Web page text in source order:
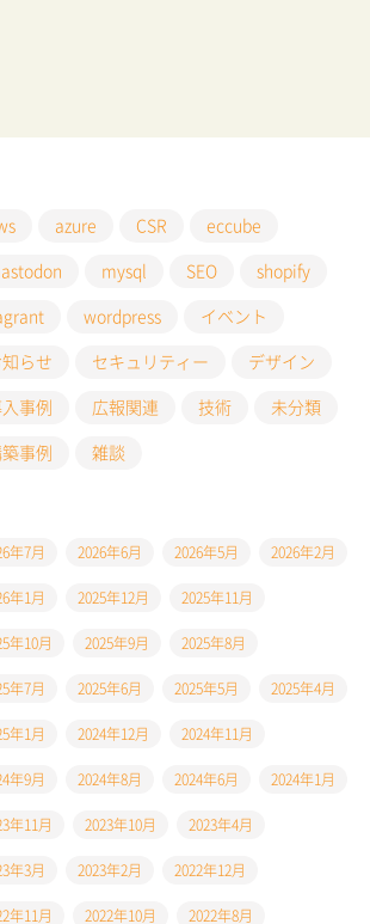
azure CSR eccube
mysql SEO shopify
wordpress イベント
知らせ セキュリティー デザイン
事例 広報関連 技術 未分類
事例 雑談
年7月 2026年6月 2026年5月 2026年2月
年1月 2025年12月 2025年11月
年10月 2025年9月 2025年8月
年7月 2025年6月 2025年5月 2025年4月
年1月 2024年12月 2024年11月
年9月 2024年8月 2024年6月 2024年1月
年11月 2023年10月 2023年4月
年3月 2023年2月 2022年12月
年11月 2022年10月 2022年8月